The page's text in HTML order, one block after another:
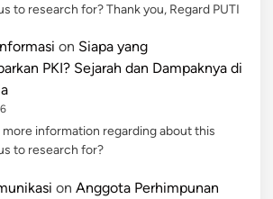
to research for? Thank you, Regard PUTI
on Siapa yang
PKI? Sejarah dan Dampaknya di
information regarding about this
to research for?
on Anggota Perhimpunan